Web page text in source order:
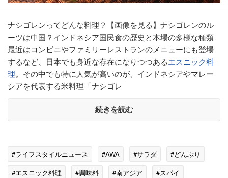
ナシゴレンってどんな料理？【画像を見る】ナシゴレンのル
ーツは中国？インドネシア国民食の歴史と本場の多様な種類
最近はコンビニやファミリーレストランのメニューにも登場
するなど、日本でも身近な存在になりつつあるエスニック料
理。その中でも特に人気が高いのが、インドネシアやマレー
シアを代表する米料理「ナシゴレ
続きを読む
#ライフスタイルニュース #AWA #サラダ
#どんぶり
#エスニック料理
#調味料 #南アジア #スパイ